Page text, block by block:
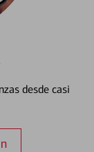
desde casi